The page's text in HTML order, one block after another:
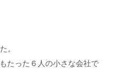
。
たった６人の小さな会社で